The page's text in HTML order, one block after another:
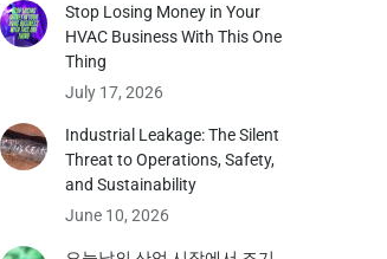
Stop Losing Money in Your
HVAC Business With This One
Thing
July 17, 2026
Industrial Leakage: The Silent
Threat to Operations, Safety,
and Sustainability
June 10, 2026